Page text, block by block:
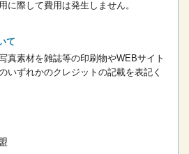
に際して費用は発生しません。
て
真素材を雑誌等の印刷物やWEBサイト
いずれかのクレジットの記載を表記く